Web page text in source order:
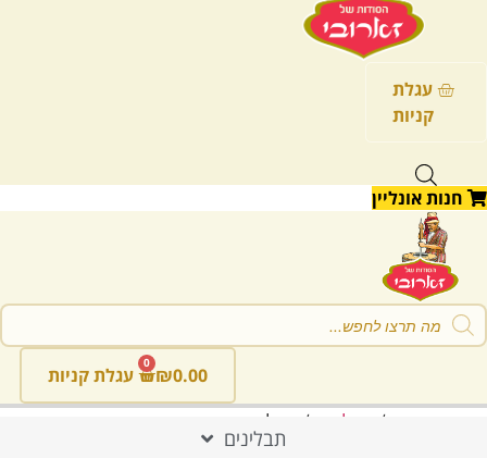
עגלת
קניות
חנות אונליין
Products
search
₪0.00
0
עגלת קניות
תבלינים
/ תבלינים / תבלינים קטנים בצנצנת